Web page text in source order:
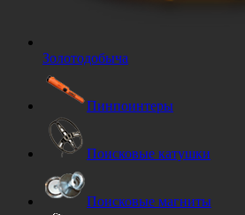
Золотодобыча
Пинпоинтеры
Поисковые катушки
Поисковые магниты